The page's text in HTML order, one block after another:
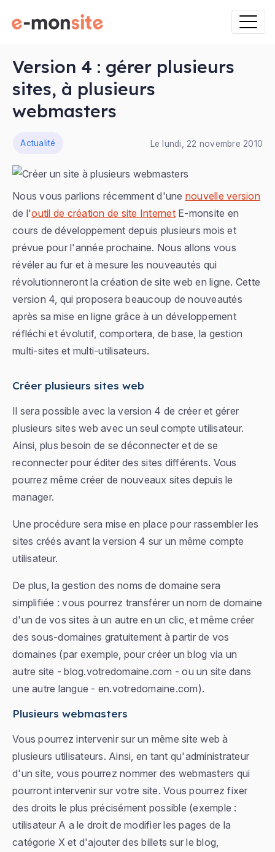
Version 4 : gérer plusieurs
sites, à plusieurs
webmasters
Le lundi, 22 novembre 2010
Actualité
Nous vous parlions récemment d'une nouvelle version
de l'outil de création de site InternetE-monsite en
cours de développement depuis plusieurs mois et
prévue pour l'année prochaine. Nous allons vous
révéler au fur et à mesure les nouveautés qui
révolutionneront la création de site web en ligne. Cette
version 4, qui proposera beaucoup de nouveautés
après sa mise en ligne grâce à un développement
réfléchi et évolutif, comportera, de base, la gestion
multi-sites et multi-utilisateurs.
Créer plusieurs sites web
Il sera possible avec la version 4 de créer et gérer
plusieurs sites web avec un seul compte utilisateur.
Ainsi, plus besoin de se déconnecter et de se
reconnecter pour éditer des sites différents. Vous
pourrez même créer de nouveaux sites depuis le
manager.
Une procédure sera mise en place pour rassembler les
sites créés avant la version 4 sur un même compte
utilisateur.
De plus, la gestion des noms de domaine sera
simplifiée : vous pourrez transférer un nom de domaine
d'un de vos sites à un autre en un clic, et même créer
des sous-domaines gratuitement à partir de vos
domaines (par exemple, pour créer un blog via un
autre site - blog.votredomaine.com - ou un site dans
une autre langue - en.votredomaine.com).
Plusieurs webmasters
Vous pourrez intervenir sur un même site web à
plusieurs utilisateurs. Ainsi, en tant qu'administrateur
d'un site, vous pourrez nommer des webmasters qui
pourront intervenir sur votre site. Vous pourrez fixer
des droits le plus précisément possible (exemple :
utilisateur A a le droit de modifier les pages de la
catégorie X et d'ajouter des billets sur le blog,